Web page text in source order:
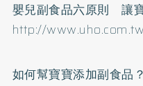
嬰兒副食品六原則 讓
http://
如何幫寶寶添加副食品？